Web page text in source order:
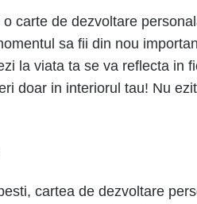
carte de dezvoltare
sa fii din nou
la viata ta se va reflecta in
doar in interiorul tau! Nu
cartea de dezvoltare